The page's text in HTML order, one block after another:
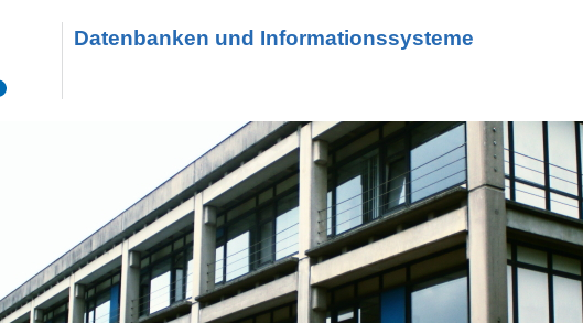
Datenbanken und Informationssysteme